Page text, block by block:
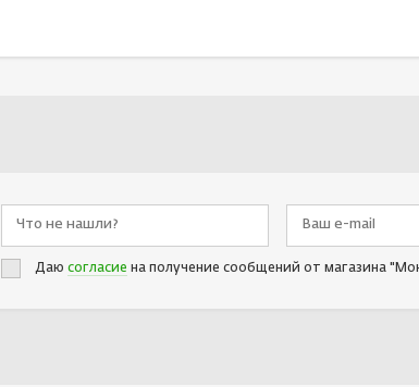
Даю согласие на получение сообщений от магазина